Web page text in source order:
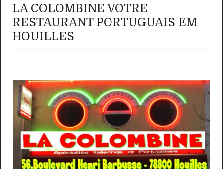
LA COLOMBINE VOTRE
RESTAURANT PORTUGUAIS EM
HOUILLES